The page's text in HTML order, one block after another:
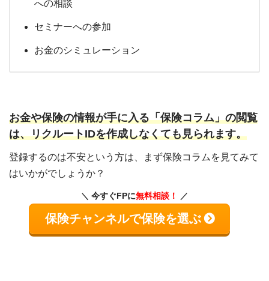
への相談
セミナーへの参加
お金のシミュレーション
お金や保険の情報が手に入る「保険コラム」の閲覧
は、リクルートIDを作成しなくても見られます。
登録するのは不安という方は、まず保険コラムを見てみて
はいかがでしょうか？
今すぐFPに無料相談！
保険チャンネルで保険を選ぶ